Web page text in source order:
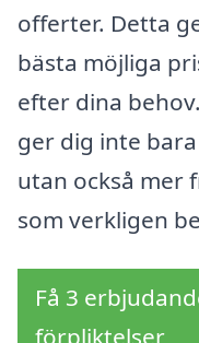
offerter. Detta
bästa möjliga
efter dina
ger dig inte
utan också mer
som verkligen
Få 3
förpliktelser